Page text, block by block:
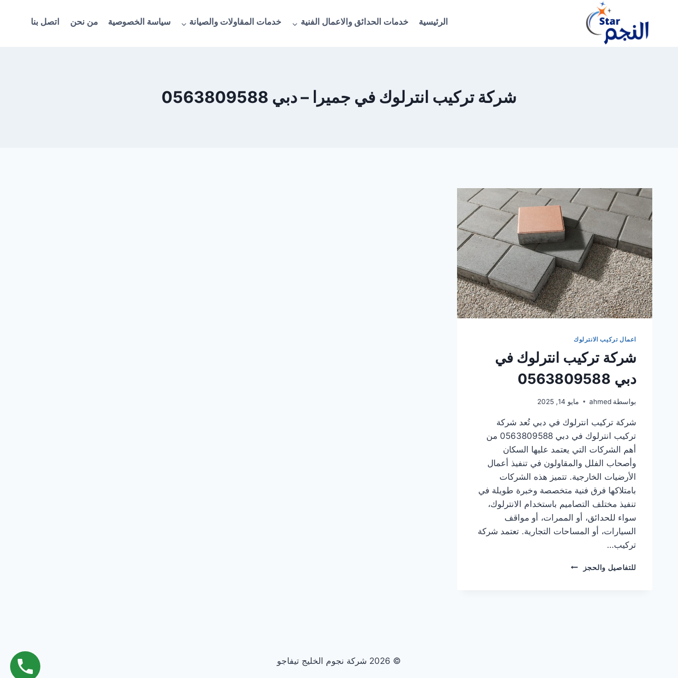
الرئيسية خدمات الحدائق والاعمال الفنية خدمات المقاولات والصيانة سياسة الخصوصية من نحن اتصل بنا
شركة تركيب انترلوك في جميرا – دبي 0563809588
اعمال تركيب الانترلوك
شركة تركيب انترلوك في
دبي 0563809588
بواسطة ahmed مايو 14, 2025
شركة تركيب انترلوك في دبي تُعد شركة
تركيب انترلوك في دبي 0563809588 من
أهم الشركات التي يعتمد عليها السكان
وأصحاب الفلل والمقاولون في تنفيذ أعمال
الأرضيات الخارجية. تتميز هذه الشركات
بامتلاكها فرق فنية متخصصة وخبرة طويلة في
تنفيذ مختلف التصاميم باستخدام الانترلوك،
سواء للحدائق، أو الممرات، أو مواقف
السيارات، أو المساحات التجارية. تعتمد شركة
تركيب…
للتفاصيل والحجز
شركة
© 2026 شركة نجوم الخليج تيفاجو